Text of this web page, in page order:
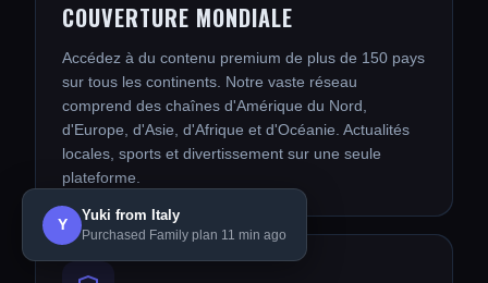
COUVERTURE MONDIALE
Accédez à du contenu premium de plus de 150 pays
sur tous les continents. Notre vaste réseau
comprend des chaînes d'Amérique du Nord,
d'Europe, d'Asie, d'Afrique et d'Océanie. Actualités
locales, sports et divertissement sur une seule
plateforme.
Y
Yuki from Italy
Purchased Family plan 11 min ago